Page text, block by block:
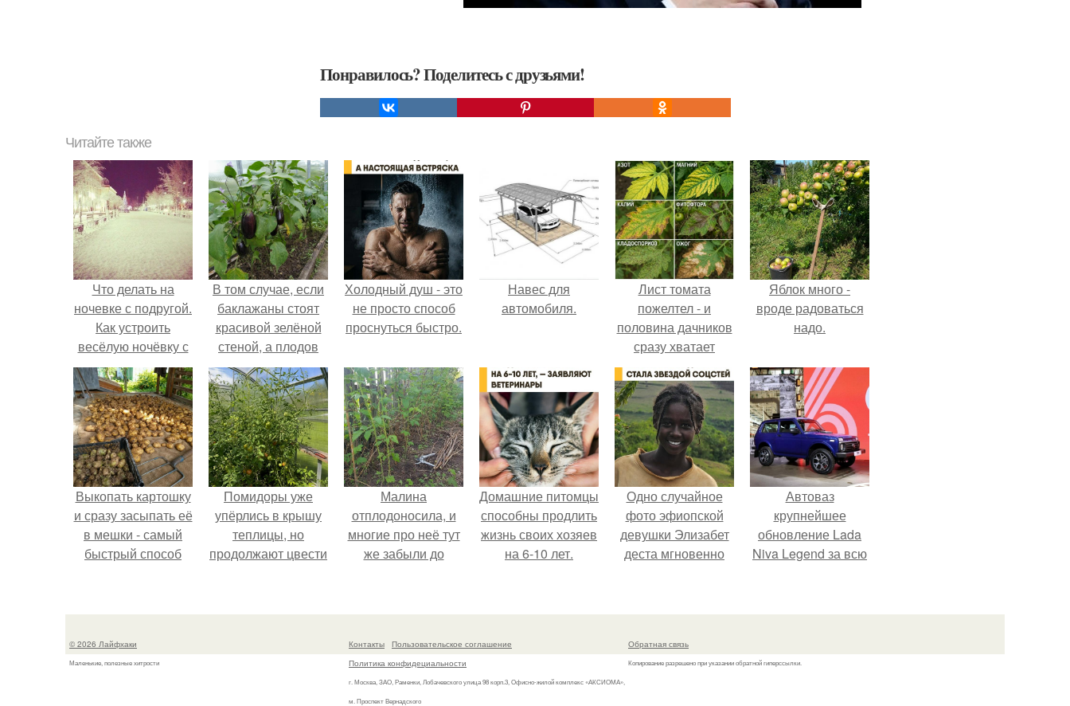
Понравилось? Поделитесь с друзьями!
Читайте также
Что делать на
ночевке с подругой.
Как устроить
весёлую ночёвку с
подружками
В том случае, если
баклажаны стоят
красивой зелёной
стеной, а плодов
почти не видно -
радоваться тут
нечему.
Холодный душ - это
не просто способ
проснуться быстро.
Навес для
автомобиля.
Лист томата
пожелтел - и
половина дачников
сразу хватает
удобрение.
Яблок много -
вроде радоваться
надо.
Выкопать картошку
и сразу засыпать её
в мешки - самый
быстрый способ
порезы и больные
Помидоры уже
упёрлись в крышу
теплицы, но
продолжают цвести
Малина
отплодоносила, и
многие про неё тут
же забыли до
Домашние питомцы
способны продлить
жизнь своих хозяев
на 6-10 лет.
Одно случайное
фото эфиопской
девушки Элизабет
деста мгновенно
сделало её новой
Автоваз
крупнейшее
обновление Lada
Niva Legend за всю
© 2026 Лайфхаки
Маленькие, полезные хитрости
Контакты
Пользовательское соглашение
Политика конфидециальности
г. Москва, ЗАО, Раменки, Лобачевского улица 98 корп.3, Офисно-жилой комплекс «АКСИОМА»,
м. Проспект Вернадского
Обратная связь
Копирование разрешено при указании обратной гиперссылки.